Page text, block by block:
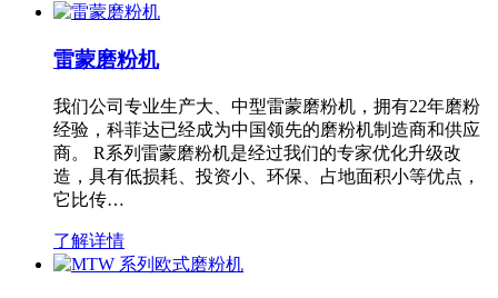
雷蒙磨粉机
我们公司专业生产大、中型雷蒙磨粉机，拥有22年磨粉
经验，科菲达已经成为中国领先的磨粉机制造商和供应
商。 R系列雷蒙磨粉机是经过我们的专家优化升级改
造，具有低损耗、投资小、环保、占地面积小等优点，
它比传…
了解详情